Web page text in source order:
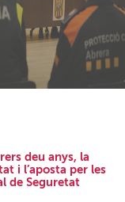
deu anys, la
i l’aposta per les
de Seguretat